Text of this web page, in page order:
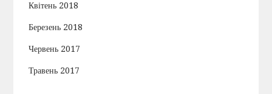
Квітень 2018
Березень 2018
Червень 2017
Травень 2017